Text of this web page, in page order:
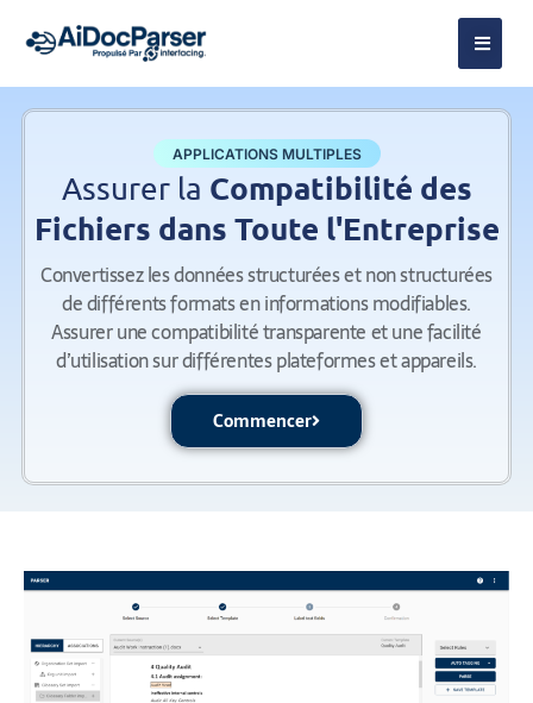
APPLICATIONS MULTIPLES
Assurer la Compatibilité des
Fichiers dans Toute l'Entreprise
Convertissez les données structurées et non structurées
de différents formats en informations modifiables.
Assurer une compatibilité transparente et une facilité
d’utilisation sur différentes plateformes et appareils.
Commencer